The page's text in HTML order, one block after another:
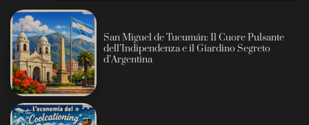
San Miguel de Tucumán: Il Cuore Pulsante
dell’Indipendenza e il Giardino Segreto
d’Argentina